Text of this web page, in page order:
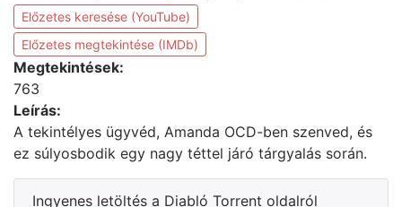
Előzetes keresése (YouTube)
Előzetes megtekintése (IMDb)
Megtekintések:
763
Leírás:
A tekintélyes ügyvéd, Amanda OCD-ben szenved, és
ez súlyosbodik egy nagy téttel járó tárgyalás során.
Ingyenes letöltés a Diabló Torrent oldalról